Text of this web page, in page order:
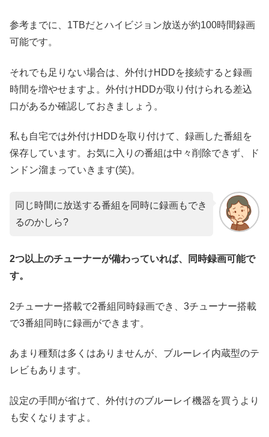
参考までに、1TBだとハイビジョン放送が約100時間録画
可能です。
それでも足りない場合は、外付けHDDを接続すると録画
時間を増やせますよ。外付けHDDが取り付けられる差込
口があるか確認しておきましょう。
私も自宅では外付けHDDを取り付けて、録画した番組を
保存しています。お気に入りの番組は中々削除できず、ド
ンドン溜まっていきます(笑)。
同じ時間に放送する番組を同時に録画もでき
るのかしら?
2つ以上のチューナーが備わっていれば、同時録画可能で
す。
2チューナー搭載で2番組同時録画でき、3チューナー搭載
で3番組同時に録画ができます。
あまり種類は多くはありませんが、ブルーレイ内蔵型のテ
レビもあります。
設定の手間が省けて、外付けのブルーレイ機器を買うより
も安くなりますよ。